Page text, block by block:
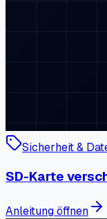
Sicherheit &
SD-Karte
Anleitung öffnen